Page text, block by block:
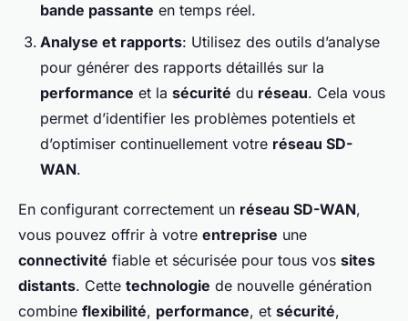
bande passante en temps réel.
Analyse et rapports: Utilisez des outils d’analyse
pour générer des rapports détaillés sur la
performance et la sécurité du réseau. Cela vous
permet d’identifier les problèmes potentiels et
d’optimiser continuellement votre réseau SD-
WAN.
En configurant correctement un réseau SD-WAN,
vous pouvez offrir à votre entreprise une
connectivité fiable et sécurisée pour tous vos sites
distants. Cette technologie de nouvelle génération
combine flexibilité, performance, et sécurité,